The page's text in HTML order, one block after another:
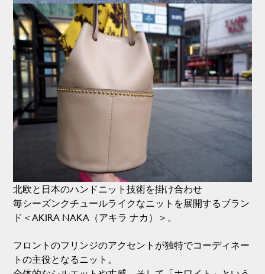
北欧と日本のハンドニット技術を掛け合わせ
毎シーズンクチュールライクなニットを展開するブラン
ド＜AKIRA NAKA（アキラ ナカ）＞。
フロントのフリンジのアクセントが独特でコーディネー
トの主役となるニット。